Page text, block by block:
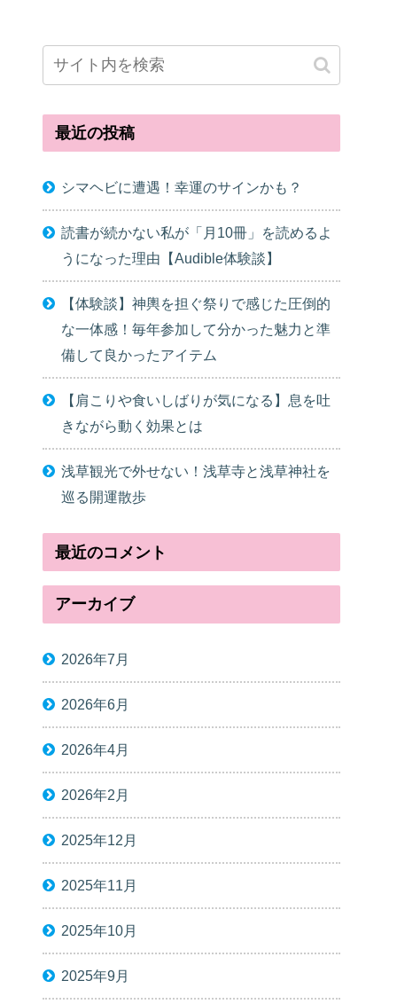
最近の投稿
シマヘビに遭遇！幸運のサインかも？
読書が続かない私が「月10冊」を読めるよ
うになった理由【Audible体験談】
【体験談】神輿を担ぐ祭りで感じた圧倒的
な一体感！毎年参加して分かった魅力と準
備して良かったアイテム
【肩こりや食いしばりが気になる】息を吐
きながら動く効果とは
浅草観光で外せない！浅草寺と浅草神社を
巡る開運散歩
最近のコメント
アーカイブ
2026年7月
2026年6月
2026年4月
2026年2月
2025年12月
2025年11月
2025年10月
2025年9月